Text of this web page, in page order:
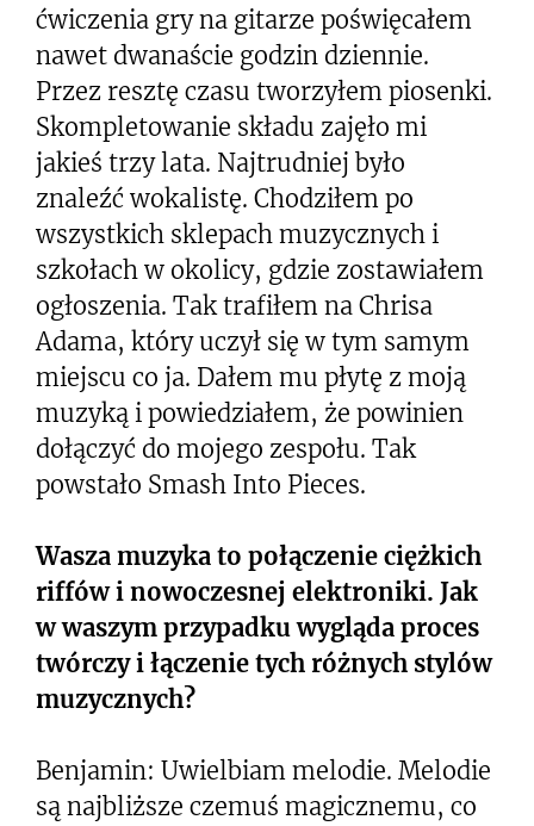
ćwiczenia gry na gitarze poświęcałem
nawet dwanaście godzin dziennie.
Przez resztę czasu tworzyłem piosenki.
Skompletowanie składu zajęło mi
jakieś trzy lata. Najtrudniej było
znaleźć wokalistę. Chodziłem po
wszystkich sklepach muzycznych i
szkołach w okolicy, gdzie zostawiałem
ogłoszenia. Tak trafiłem na Chrisa
Adama, który uczył się w tym samym
miejscu co ja. Dałem mu płytę z moją
muzyką i powiedziałem, że powinien
dołączyć do mojego zespołu. Tak
powstało Smash Into Pieces.
Wasza muzyka to połączenie ciężkich
riffów i nowoczesnej elektroniki. Jak
w waszym przypadku wygląda proces
twórczy i łączenie tych różnych stylów
muzycznych?
Benjamin: Uwielbiam melodie. Melodie
są najbliższe czemuś magicznemu, co